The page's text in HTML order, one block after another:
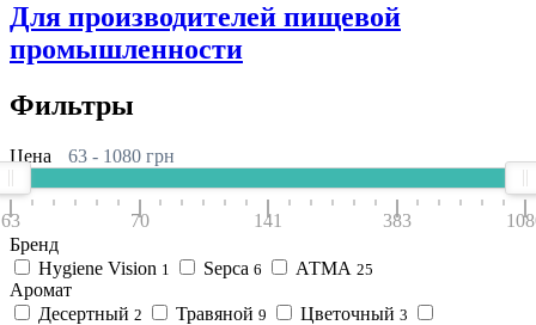
Для производителей пищевой
промышленности
Фильтры
Цена 63 - 1080 грн
63 70 141 383
Бренд
Hygiene Vision 1 Sepca 6 АТМА 25
Аромат
Десертный 2 Травяной 9 Цветочный 3